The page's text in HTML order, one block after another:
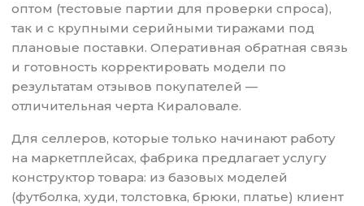
оптом (тестовые партии для проверки спроса),
так и с крупными серийными тиражами под
плановые поставки. Оперативная обратная связь
и готовность корректировать модели по
результатам отзывов покупателей —
отличительная черта Кираловале.
Для селлеров, которые только начинают работу
на маркетплейсах, фабрика предлагает услугу
конструктор товара: из базовых моделей
(футболка, худи, толстовка, брюки, платье) клиент